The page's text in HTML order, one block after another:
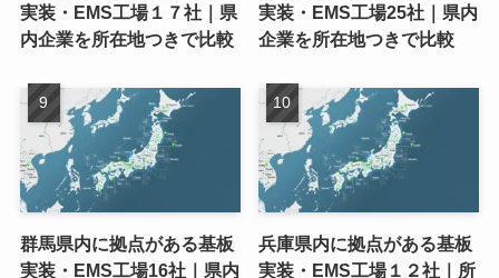
実装・EMS工場１７社｜県
内企業を所在地つきで比較
実装・EMS工場25社｜県内
企業を所在地つきで比較
群馬県内に拠点がある基板
実装・EMS工場16社｜県内
兵庫県内に拠点がある基板
実装・EMS工場１２社｜所